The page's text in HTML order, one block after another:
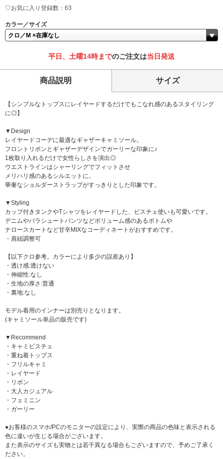
♡お気に入り登録数：63
カラー／サイズ
平日、土曜14時までのご注文は当日発送
商品説明 サイズ
【シンプルなトップスにレイヤードするだけでもこなれ感のあるスタイリング
に◎】
▼Design
レイヤードコーデに最適なギャザーキャミソール。
フロントリボンとギャザーデザインでガーリーな印象に♪
1枚取り入れるだけで女性らしさを演出◎
ウエストラインはシャーリングでフィットさせ
メリハリ感のあるシルエットに。
華奢なショルダーストラップがすっきりとした印象です。
▼Styling
カップ付きタンクやTシャツをレイヤードした、ビスチェ使いも可愛いです。
デニムやパラシュートパンツなどボリューム感のあるボトムや
ナロースカートなど甘辛MIXなコーディネートがおすすめです。
・肩紐調整可
【以下クロ参考。カラーにより多少の誤差あり】
・透け感:透けない
・伸縮性:なし
・生地の厚さ:普通
・裏地:なし
モデル着用のインナーは別売りとなります。
(キャミソール単品の販売です)
▼Recommend
・キャミビスチェ
・重ね着トップス
・フリルキャミ
・レイヤード
・リボン
・大人カジュアル
・フェミニン
・ガーリー
●お客様のスマホ/PCのモニターの設定により、実際の商品の色味と表示される
色に違いが生じる場合がございます。
また表示のサイズも実物とは若干異なる場合もございますので、予めご了承く
ださい。